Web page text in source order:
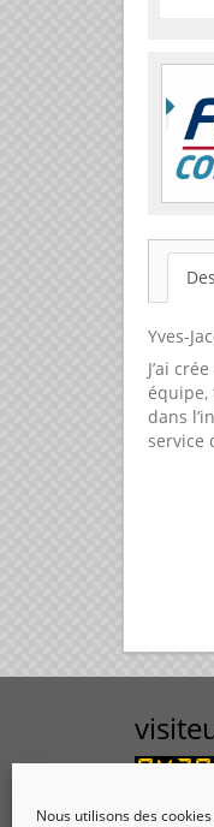
Nous utilisons des
Yves-
J’ai
équipe,
dans
service